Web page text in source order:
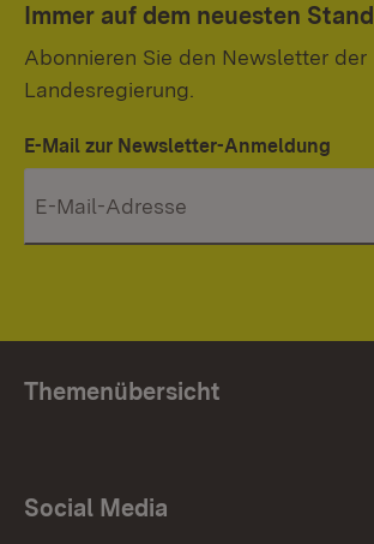
Immer auf dem neuesten Stand
Abonnieren Sie den Newsletter der
Landesregierung.
E-Mail zur Newsletter-Anmeldung
Themenübersicht
Social Media